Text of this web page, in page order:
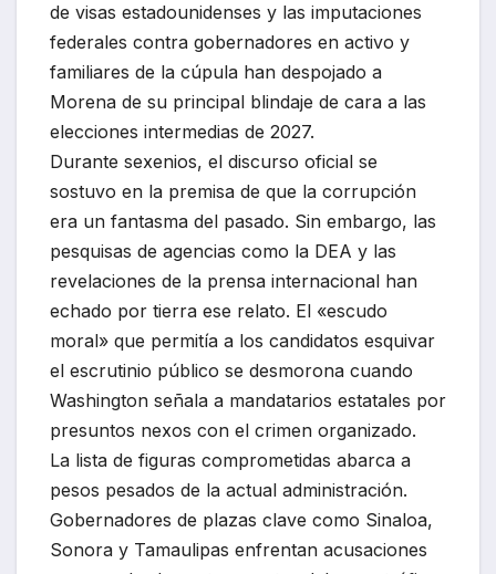
de visas estadounidenses y las imputaciones
federales contra gobernadores en activo y
familiares de la cúpula han despojado a
Morena de su principal blindaje de cara a las
elecciones intermedias de 2027.
Durante sexenios, el discurso oficial se
sostuvo en la premisa de que la corrupción
era un fantasma del pasado. Sin embargo, las
pesquisas de agencias como la DEA y las
revelaciones de la prensa internacional han
echado por tierra ese relato. El «escudo
moral» que permitía a los candidatos esquivar
el escrutinio público se desmorona cuando
Washington señala a mandatarios estatales por
presuntos nexos con el crimen organizado.
La lista de figuras comprometidas abarca a
pesos pesados de la actual administración.
Gobernadores de plazas clave como Sinaloa,
Sonora y Tamaulipas enfrentan acusaciones